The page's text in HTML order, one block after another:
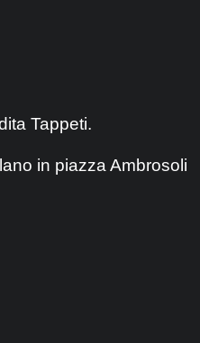
Tappeti.
in piazza Ambrosoli